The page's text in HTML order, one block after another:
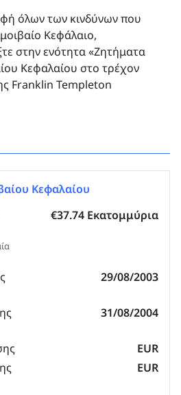
όλων των κινδύνων που
Kεφάλαιo,
στην ενότητα «Ζητήματα
Κεφαλαίου στο τρέχον
Franklin Templeton
Κεφαλαίου
€37.74 Εκατομμύρια
29/08/2003
31/08/2004
EUR
EUR